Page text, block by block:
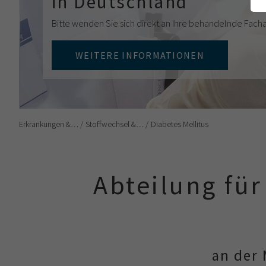
Bitte wenden Sie sich direkt an Ihre behandelnde
WEITERE INFORMATIONEN
Erkrankungen &… Stoffwechsel &… Diabetes Mellitus
Abteilung
an der